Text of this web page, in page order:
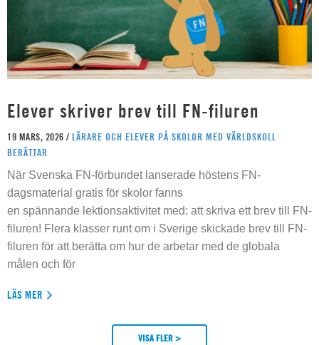
Elever skriver brev till FN-filuren
19 MARS, 2026 / LÄRARE OCH ELEVER PÅ SKOLOR MED VÄRLDSKOLL
BERÄTTAR
När Svenska FN-förbundet lanserade höstens FN-
dagsmaterial gratis för skolor fanns
en spännande lektionsaktivitet med: att skriva ett brev till FN-
filuren! Flera klasser runt om i Sverige skickade brev till FN-
filuren för att berätta om hur de arbetar med de globala
målen och för
LÄS MER
VISA FLER >